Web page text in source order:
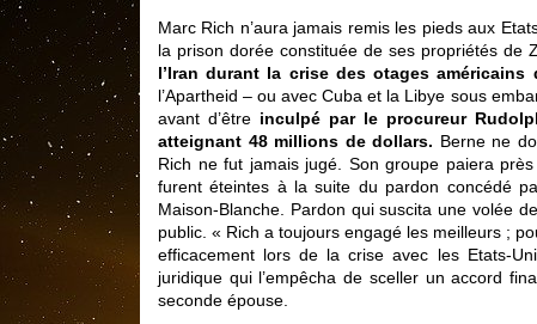
Marc Rich n’aura jamais remis les pieds aux
la ­prison dorée constituée de ses ­propriétés de
l’Iran durant la crise des otages américains
l’Apartheid – ou avec Cuba et la Libye sous
avant d’être inculpé par le procureur
atteignant 48 millions de dollars. Berne ne
Rich ne fut jamais jugé. Son groupe paiera
furent éteintes à la suite du pardon concédé
Maison-Blanche. Pardon qui suscita une volée
public. « Rich a toujours engagé les meilleurs ;
efficacement lors de la crise avec les Etats-
juridique qui l’empêcha de sceller un accord
seconde épouse.